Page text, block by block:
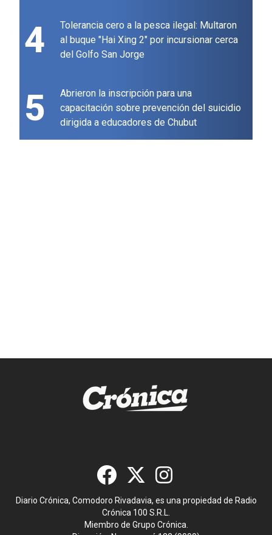
4
Tolerancia cero a la pesca ilegal: Multaron
al buque "Hai Xing 2" por incursionar cerca
del Golfo San Jorge
5
Abrieron la inscripción para una
capacitación sobre prevención del suicidio
dirigida a educadores de Chubut
Diario Crónica, Comodoro Rivadavia, es una propiedad de Radio
Crónica 100 S.R.L.
Miembro de Grupo Crónica.